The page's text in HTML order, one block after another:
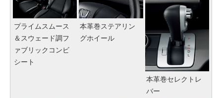
プライムスムース
＆スウェード調フ
ァブリックコンビ
シート
本革巻ステアリン
グホイール
本革巻セレクトレ
バー